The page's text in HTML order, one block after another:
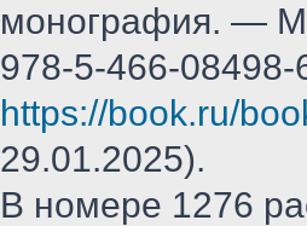
монография. —
978-5-466-
https://book.ru/
29.01.2025).
В номере 1276